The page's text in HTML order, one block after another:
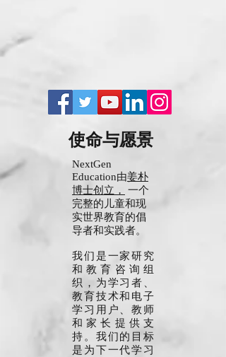
使命与愿景
NextGen
Education由姜朴
博士创立，
一个
完整的儿童和现
实世界教育的倡
导者和实践者。
我们是一家研究
和教育咨询组
织，为学习者、
教育技术和电子
学习用户、教师
和家长提供支
持。我们的目标
是为下一代学习